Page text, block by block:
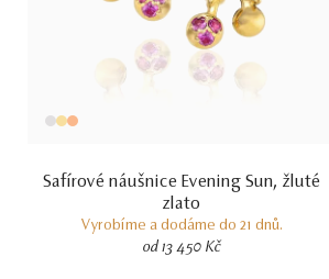
Safírové náušnice Evening Sun, žluté
zlato
Vyrobíme a dodáme do 21 dnů.
od 13 450 Kč